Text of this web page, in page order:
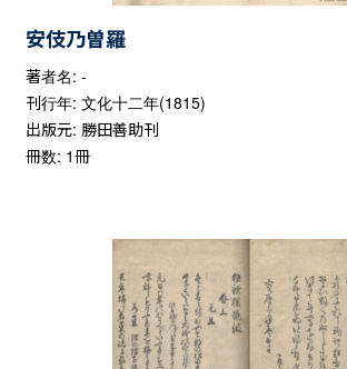
安伎乃曽羅
著者名: -
刊行年: 文化十二年(1815)
出版元: 勝田善助刊
冊数: 1冊